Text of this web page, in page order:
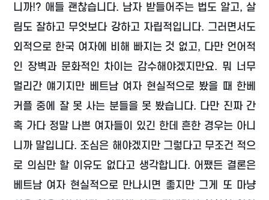
니까!? 애들 괜찮습니다. 남자 받들어주는 법도 알고, 살
림도 잘하고 무엇보다 강하고 자립적입니다. 그러면서도
외적으로 한국 여자에 비해 빠지는 것 없고, 다만 언어적
인 장벽과 문화적인 차이는 감수해야겠지만요. 뭐 너무
멀리간 얘기지만 베트남 여자 현실적으로 봤을 때 한베
커플 중에 잘 못 사는 분들을 못 봤습니다. 다만 진짜 간
혹 가다 정말 나쁜 여자들이 있긴 한데 흔한 경우는 아니
니까 말입니다. 조심은 해야겠지만 그렇다고 무조건 적으
로 의심만 할 이유도 없다고 생각합니다. 어쨌든 결론은
베트남 여자 현실적으로 만나시면 좋지만 그게 또 마냥